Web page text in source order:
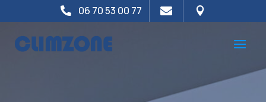
 06 70 53 00 77  